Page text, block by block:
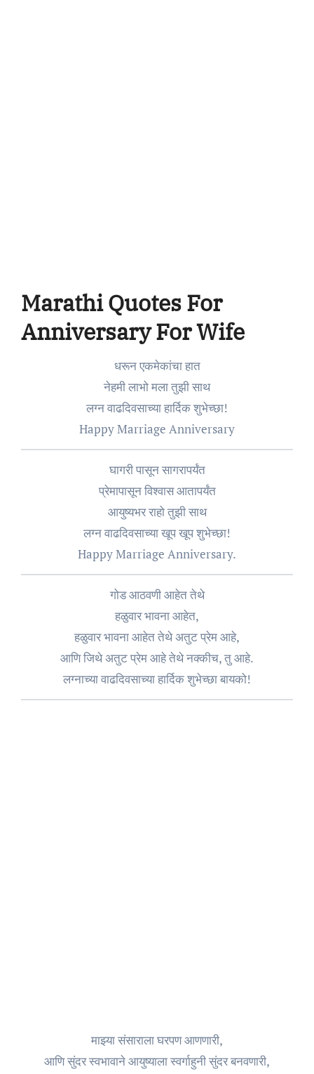
Marathi Quotes For
Anniversary For Wife
धरून एकमेकांचा हात
नेहमी लाभो मला तुझी साथ
लग्न वाढदिवसाच्या हार्दिक शुभेच्छा!
Happy Marriage Anniversary
घागरी पासून सागरापर्यंत
प्रेमापासून विश्वास आतापर्यंत
आयुष्यभर राहो तुझी साथ
लग्न वाढदिवसाच्या खूप खूप शुभेच्छा!
Happy Marriage Anniversary.
गोड आठवणी आहेत तेथे
हळुवार भावना आहेत,
हळुवार भावना आहेत तेथे अतुट प्रेम आहे,
आणि जिथे अतुट प्रेम आहे तेथे नक्कीच, तु आहे.
लग्नाच्या वाढदिवसाच्या हार्दिक शुभेच्छा बायको!
माझ्या संसाराला घरपण आणणारी,
आणि सुंदर स्वभावाने आयुष्याला स्वर्गाहुनी सुंदर बनवणारी,